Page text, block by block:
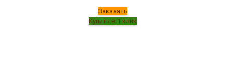
Заказать